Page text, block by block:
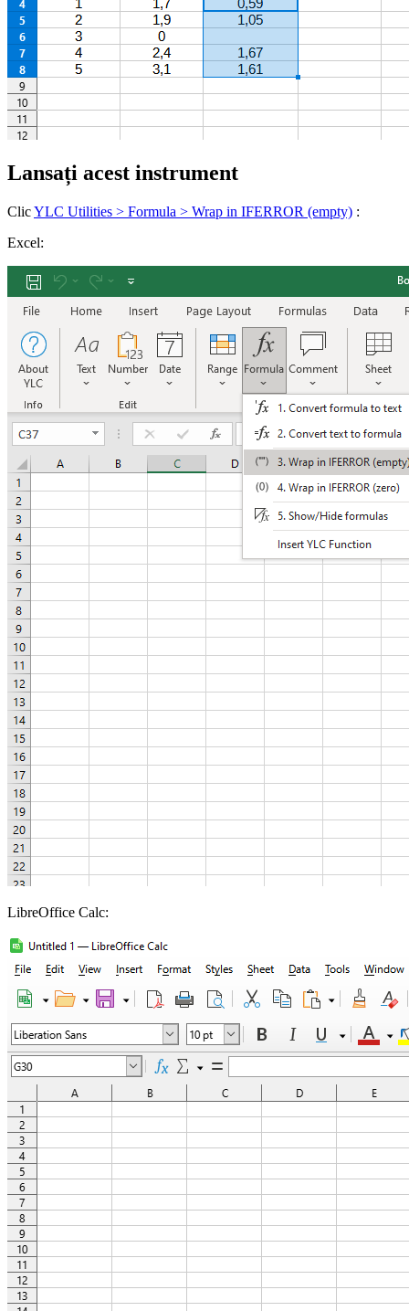
Lansați acest instrument
ClicYLC Utilities > Formula > Wrap in IFERROR (empty) :
Excel:
LibreOffice Calc: